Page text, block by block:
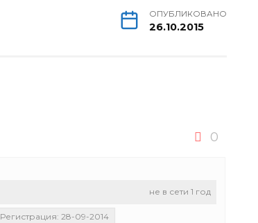
ОПУБЛИКОВАНО
26.10.2015
0
не в сети 1 год
Регистрация: 28-09-2014